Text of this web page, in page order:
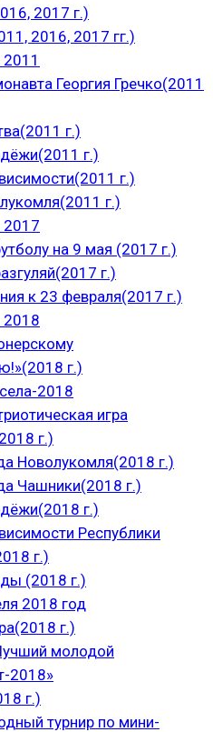
2017 г.)
2016, 2017 гг.)
Георгия Гречко(2011
г.)
г.)
г.)
г.)
2017
на 9 мая (2017 г.)
г.)
к 23 февраля(2017 г.)
2018
г.)
2018
игра
г.)
Новолукомля(2018 г.)
Чашники(2018 г.)
г.)
Республики
г.)
(2018 г.)
2018 год
г.)
молодой
2018»
г.)
турнир по мини-